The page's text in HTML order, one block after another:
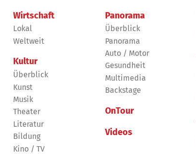
Wirtschaft
Lokal
Weltweit
Kultur
Überblick
Kunst
Musik
Theater
Literatur
Bildung
Kino / TV
Panorama
Überblick
Panorama
Auto / Motor
Gesundheit
Multimedia
Backstage
OnTour
Videos